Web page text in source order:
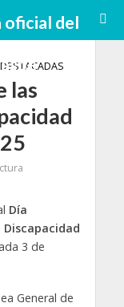
las
Día
3 de
General de